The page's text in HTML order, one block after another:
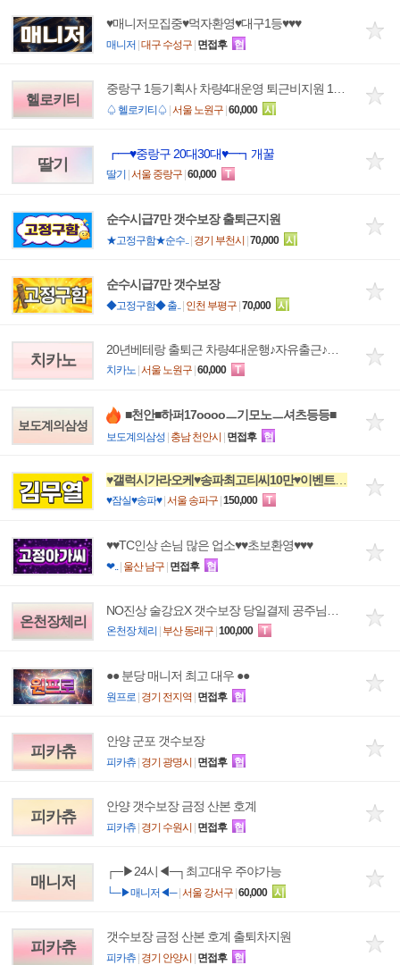
♥매니저모집중♥먹자환영♥대구1등♥♥♥
매니저 대구 수성구 면접후 협
헬로키티
♤ 헬로키티♤ 서울 노원구 60,000 시
딸기
┏━♥중랑구 20대30대♥━┓개꿀
딸기 서울 중랑구 60,000 T
순수시급7만 갯수보장 출퇴근지원
★고정구함★순수..| 경기 부천시 70,000 시
순수시급7만 갯수보장
◆고정구함◆ 출..| 인천 부평구 70,000 시
치카노
치카노 서울 노원구 60,000 T
보도계의삼성
■천안■하퍼17ooooㅡ기모노ㅡ셔츠등등■
보도계의삼성 | 충남 천안시 | 면접후 협
♥잠실♥송파♥| 서울 송파구 150,000 T
♥♥TC인상 손님 많은 업소♥♥초보환영♥♥♥
❤..| 울산 남구 면접후 협
온천장체리
온천장 체리 부산 동래구 100,000 T
●● 분당 매니저 최고 대우 ●●
원프로 경기 전지역 면접후 협
피카츄
안양 군포 갯수보장
피카츄 경기 광명시 면접후 협
피카츄
안양 갯수보장 금정 산본 호계
피카츄 경기 수원시 면접후 협
매니저
┌─▶24시◀─┐최고대우 주야가능
└─▶매니저◀─| 서울 강서구 60,000 시
피카츄
갯수보장 금정 산본 호계 출퇴차지원
피카츄 경기 안양시 면접후 협